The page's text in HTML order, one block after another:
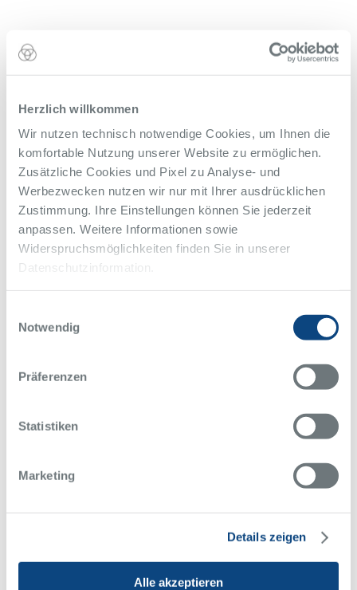
Herzlich willkommen
Wir nutzen technisch notwendige Cookies, um Ihnen die
komfortable Nutzung unserer Website zu ermöglichen.
Zusätzliche Cookies und Pixel zu Analyse- und
Werbezwecken nutzen wir nur mit Ihrer ausdrücklichen
Zustimmung. Ihre Einstellungen können Sie jederzeit
anpassen. Weitere Informationen sowie
Widerspruchsmöglichkeiten finden Sie in unserer
Datenschutzinformation.
Notwendig
Präferenzen
Statistiken
Marketing
Details zeigen
Alle akzeptieren
Abteilung für Krankenhaushygiene und